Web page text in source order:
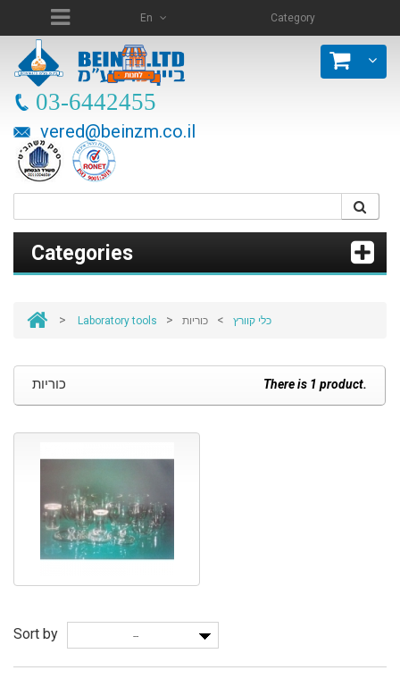
En Category
03-6442455
vered@beinzm.co.il
Categories
> Laboratory tools > כלי קוורץ > כוריות
כוריות There is 1 product.
Sort by --